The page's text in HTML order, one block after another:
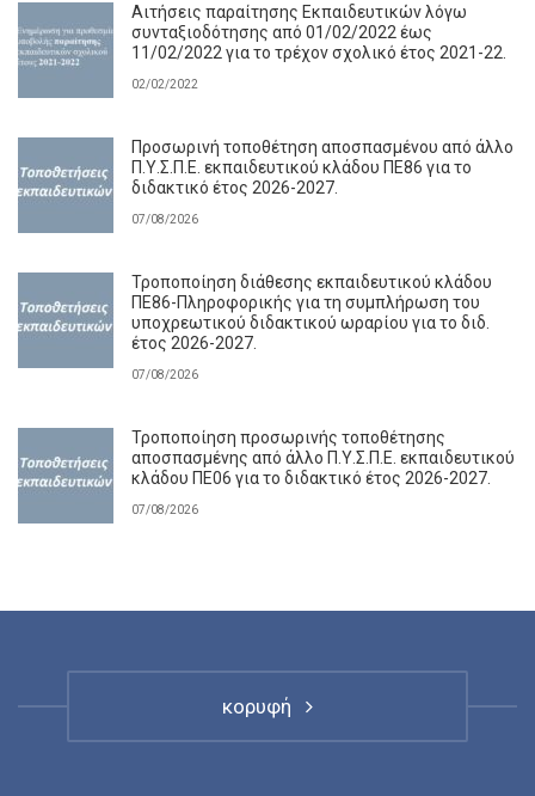
Αιτήσεις παραίτησης Εκπαιδευτικών λόγω
συνταξιοδότησης από 01/02/2022 έως
11/02/2022 για το τρέχον σχολικό έτος 2021-22.
02/02/2022
Προσωρινή τοποθέτηση αποσπασμένου από άλλο
Π.Υ.Σ.Π.Ε. εκπαιδευτικού κλάδου ΠΕ86 για το
διδακτικό έτος 2026-2027.
07/08/2026
Τροποποίηση διάθεσης εκπαιδευτικού κλάδου
ΠΕ86-Πληροφορικής για τη συμπλήρωση του
υποχρεωτικού διδακτικού ωραρίου για το διδ.
έτος 2026-2027.
07/08/2026
Τροποποίηση προσωρινής τοποθέτησης
αποσπασμένης από άλλο Π.Υ.Σ.Π.Ε. εκπαιδευτικού
κλάδου ΠΕ06 για το διδακτικό έτος 2026-2027.
07/08/2026
κορυφή